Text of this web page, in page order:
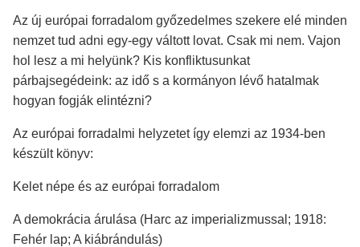
Az új európai forradalom győzedelmes szekere elé minden
nemzet tud adni egy-egy váltott lovat. Csak mi nem. Vajon
hol lesz a mi helyünk? Kis konfliktusunkat
párbajsegédeink: az idő s a kormányon lévő hatalmak
hogyan fogják elintézni?
Az európai forradalmi helyzetet így elemzi az 1934-ben
készült könyv:
Kelet népe és az európai forradalom
A demokrácia árulása (Harc az imperializmussal; 1918:
Fehér lap; A kiábrándulás)